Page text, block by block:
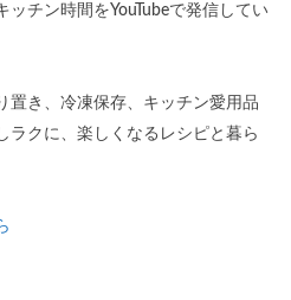
チン時間をYouTubeで発信してい
置き、冷凍保存、キッチン愛用品
ラクに、楽しくなるレシピと暮ら